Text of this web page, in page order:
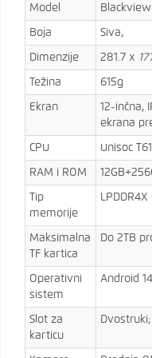
Model Blackview
Boja Siva,
Dimenzije 281.7 x
Težina 615g
Ekran
12-inčna,
ekrana
CPU Unisoc
RAM i ROM
Tip
memorije
LPDDR4X
Maksimalna
TF kartica
Do 2TB
Operativni
sistem
Android 14
Slot za
karticu
Dvostruki;